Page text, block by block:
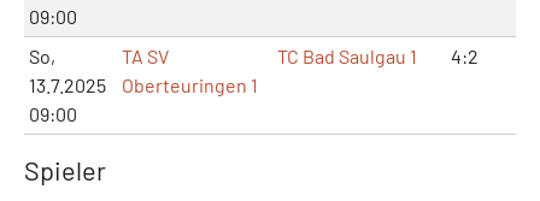
09:00
So,
13.7.2025
09:00
TA SV
Oberteuringen 1
TC Bad Saulgau 1 4:2
Spieler